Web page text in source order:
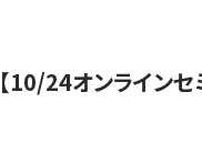
【10/24オンライン